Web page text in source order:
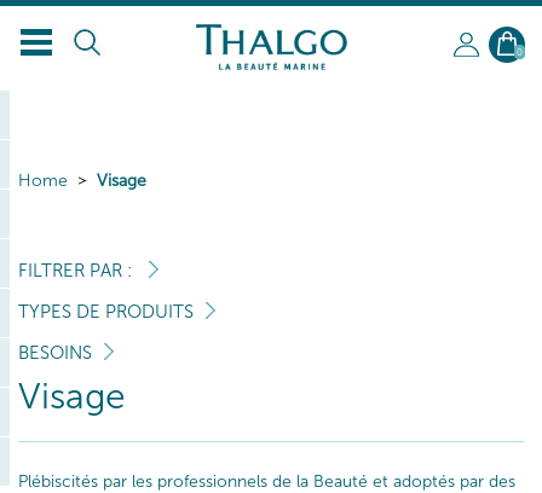
0
Home Visage
FILTRER PAR :
TYPES DE PRODUITS
BESOINS
Visage
Plébiscités par les professionnels de la Beauté et adoptés par des